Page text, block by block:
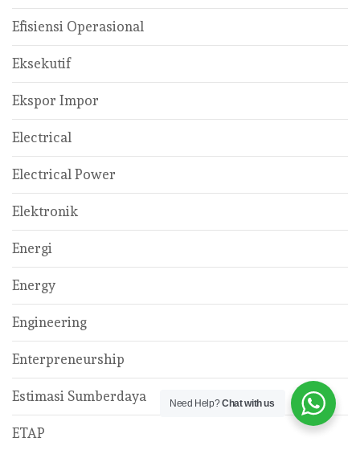
Efisiensi Operasional
Eksekutif
Ekspor Impor
Electrical
Electrical Power
Elektronik
Energi
Energy
Engineering
Enterpreneurship
Estimasi Sumberdaya
ETAP
Need Help?Chat with us